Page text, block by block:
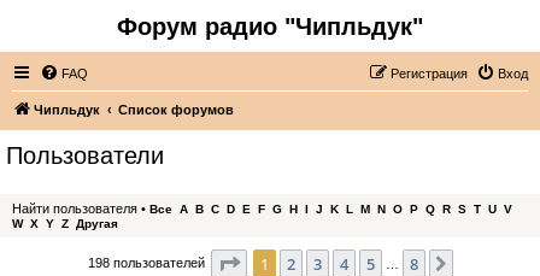
Форум радио "Чипльдук"
FAQ Вход
Регистрация
Чипльдук Список форумов
Пользователи
Найти пользователя • Все A B C D E F G H I J K L M N O P Q R S T U V
W X Y Z Другая
198 пользователей Страница из
1 2 3 4 5 8